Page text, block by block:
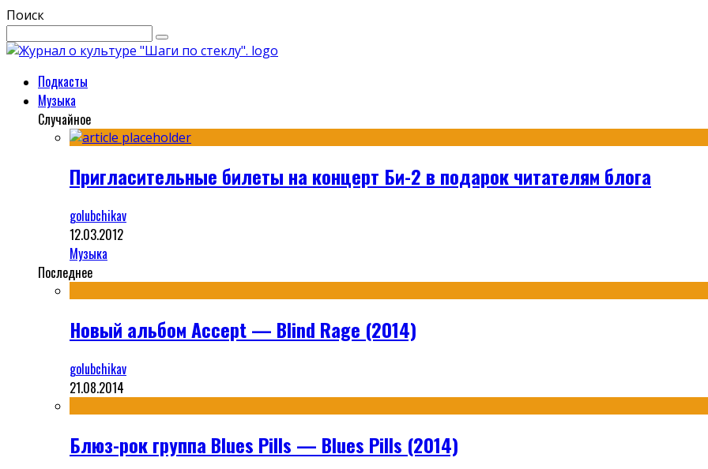
Поиск
Подкасты
Музыка
Случайное
Пригласительные билеты на концерт Би-2 в подарок читателям блога
golubchikav
12.03.2012
Музыка
Последнее
Новый альбом Accept — Blind Rage (2014)
golubchikav
21.08.2014
Блюз-рок группа Blues Pills — Blues Pills (2014)